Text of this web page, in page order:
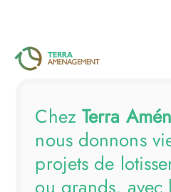
Nos
Chez Terra
nous donnons
projets de